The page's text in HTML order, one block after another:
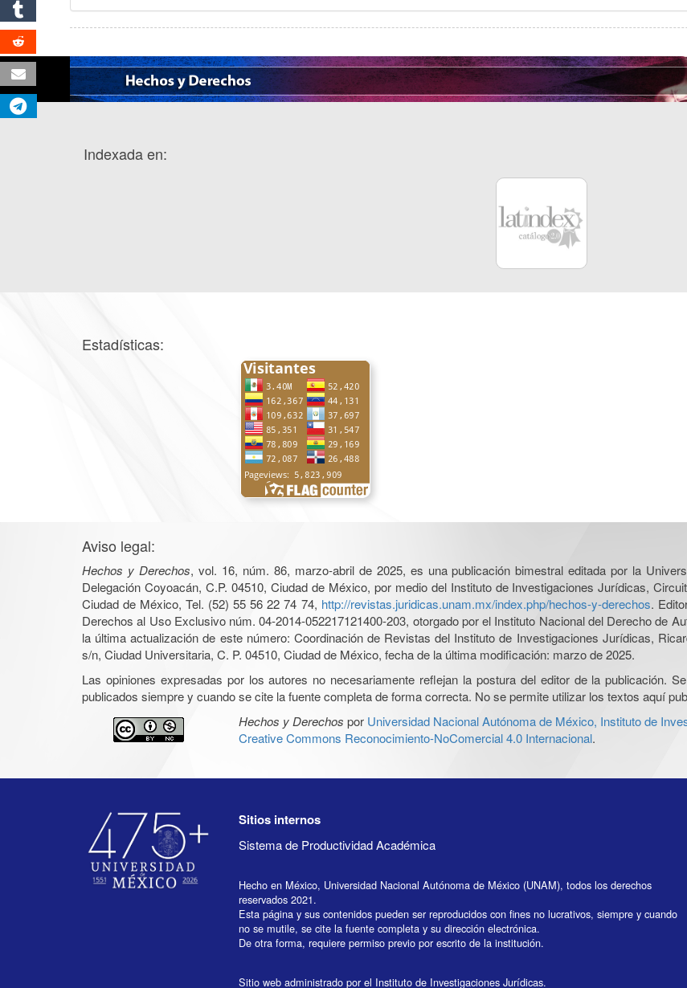
Indexada en:
Estadísticas:
Aviso legal:
Hechos y Derechos, vol. 16, núm. 86, marzo-abril de 2025, es una publicación bimestral editada por la
Delegación Coyoacán, C.P. 04510, Ciudad de México, por medio del Instituto de Investigaciones Jurídicas,
Ciudad de México, Tel. (52) 55 56 22 74 74, http://revistas.juridicas.unam.mx/index.php/hechos-y-derechos.
Derechos al Uso Exclusivo núm. 04-2014-052217121400-203, otorgado por el Instituto Nacional del Derecho de
la última actualización de este número: Coordinación de Revistas del Instituto de Investigaciones Jurídicas,
s/n, Ciudad Universitaria, C. P. 04510, Ciudad de México, fecha de la última modificación: marzo de 2025.
Las opiniones expresadas por los autores no necesariamente reflejan la postura del editor de la publicación.
publicados siempre y cuando se cite la fuente completa de forma correcta. No se permite utilizar los textos aquí
Hechos y Derechos por Universidad Nacional Autónoma de México, Instituto de
Creative Commons Reconocimiento-NoComercial 4.0 Internacional.
Sitios internos
Sistema de Productividad Académica
Hecho en México, Universidad Nacional Autónoma de México (UNAM), todos los derechos
reservados 2021.
Esta página y sus contenidos pueden ser reproducidos con fines no lucrativos, siempre y cuando
no se mutile, se cite la fuente completa y su dirección electrónica.
De otra forma, requiere permiso previo por escrito de la institución.
Sitio web administrado por el Instituto de Investigaciones Jurídicas.